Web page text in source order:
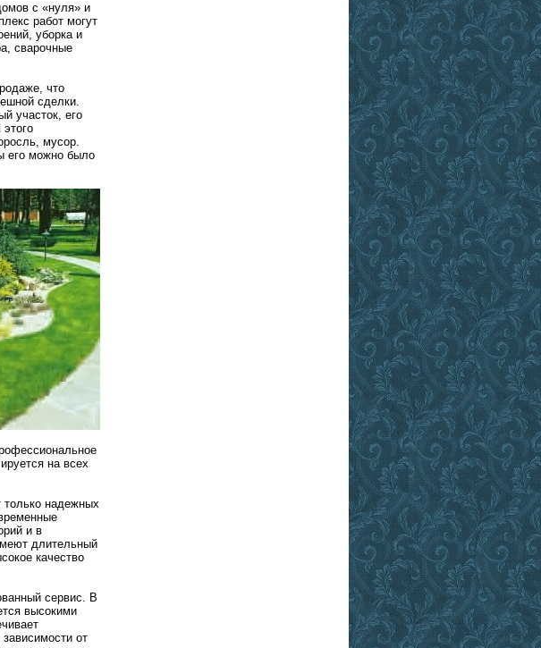
с «нуля» и
работ могут
уборка и
сварочные
что
сделки.
участок, его
мусор.
его можно было
на всех
только надежных
и в
длительный
качество
сервис. В
высокими
от